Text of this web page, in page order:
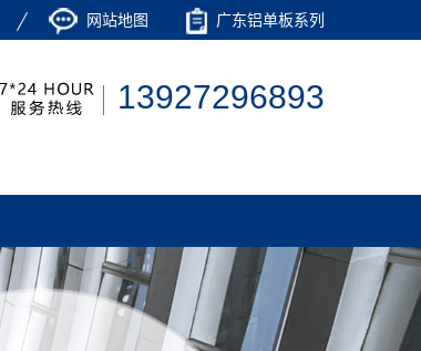
网站地图 广东铝单板系列
13927296893